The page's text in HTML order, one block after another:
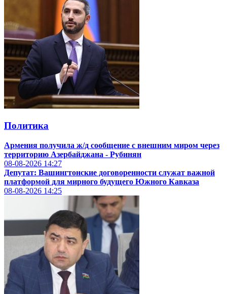
Политика
Армения получила ж/д сообщение с внешним миром через
территорию Азербайджана - Рубинян
08-08-2026 14:27
Депутат: Вашингтонские договоренности служат важной
платформой для мирного будущего Южного Кавказа
08-08-2026 14:25